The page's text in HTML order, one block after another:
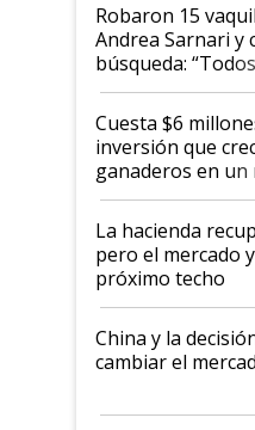
Robaron 15
Andrea Sarnari y
búsqueda: “Todos
toca a algún
Cuesta $6
inversión que
ganaderos en un
histórico para la
La hacienda
pero el mercado
próximo techo
China y la
cambiar el